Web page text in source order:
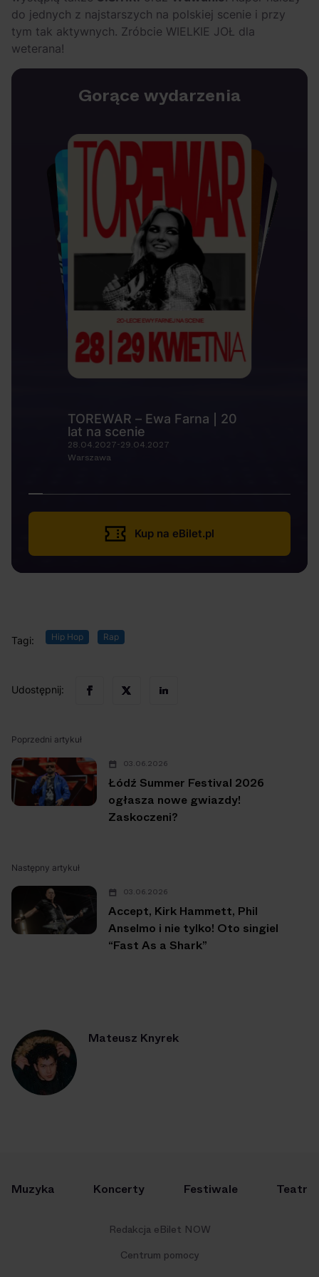
do jednych z najstarszych na polskiej scenie i przy
tym tak aktywnych. Zróbcie WIELKIE JOŁ dla
weterana!
Gorące wydarzenia
TOREWAR – Ewa Farna | 20
lat na scenie
28.04.2027-29.04.2027
Warszawa
Kup na eBilet.pl
Tagi: Hip Hop Rap
Udostępnij:
Poprzedni artykuł
03.06.2026
Łódź Summer Festival 2026
ogłasza nowe gwiazdy!
Zaskoczeni?
Następny artykuł
03.06.2026
Accept, Kirk Hammett, Phil
Anselmo i nie tylko! Oto singiel
“Fast As a Shark”
Mateusz Knyrek
Muzyka Koncerty Festiwale Teatr
Redakcja eBilet NOW
Centrum pomocy